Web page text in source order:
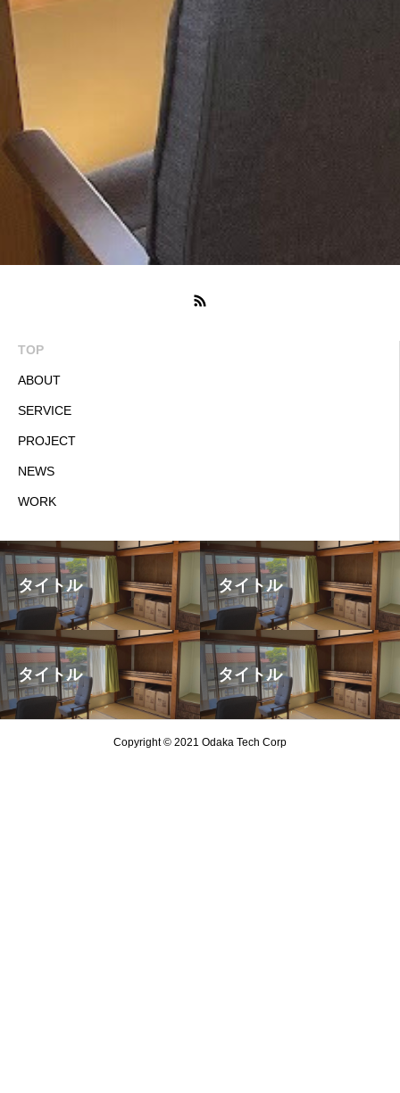
TOP
ABOUT
SERVICE
PROJECT
NEWS
WORK
タイトル タイトル
タイトル タイトル
Copyright © 2021 Odaka Tech Corp